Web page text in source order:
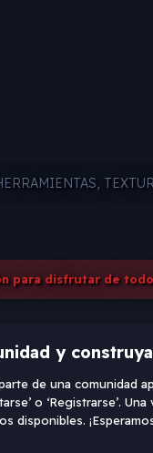
para disfrutar de
y
de una comunidad
o ‘Registrarse’.
disponibles.